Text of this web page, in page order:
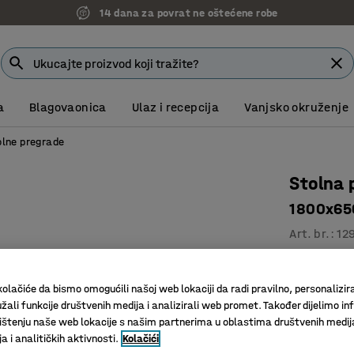
14 dana za povrat ne oštećene robe
Blagovaonica Ulaz i recepcija Vanjsko okruženje
pregrade
Stolna
Art. br. :
Komplet
da bismo omogućili našoj web lokaciji da radi pravilno,
funkcije društvenih medija i analizirali web promet. Također dijelimo
naše web lokacije s našim partnerima u oblastima društvenih
i analitičkih aktivnosti. Kolačići